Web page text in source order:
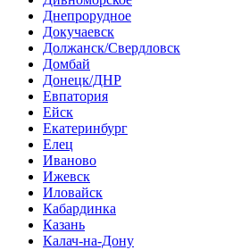
Днепрорудное
Докучаевск
Должанск/Свердловск
Домбай
Донецк/ДНР
Евпатория
Ейск
Екатеринбург
Елец
Иваново
Ижевск
Иловайск
Кабардинка
Казань
Калач-на-Дону